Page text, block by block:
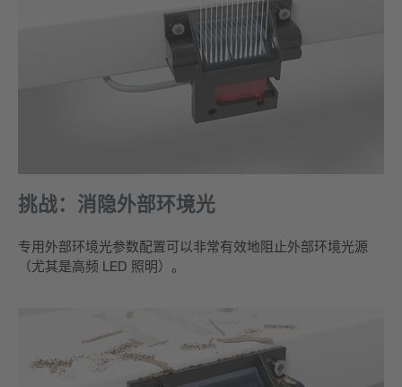
挑战：消隐外部环境光
专用外部环境光参数配置可以非常有效地阻止外部环境光源
（尤其是高频 LED 照明）。